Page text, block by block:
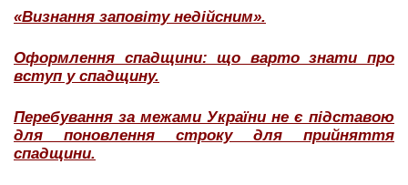
«Визнання заповіту недійсним».
Оформлення спадщини: що варто знати про
вступ у спадщину.
Перебування за межами України не є підставою
для поновлення строку для прийняття
спадщини.